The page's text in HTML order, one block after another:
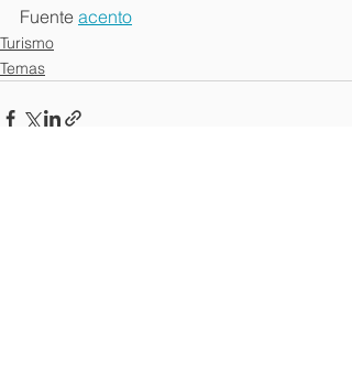
Fuente acento
Turismo
Temas